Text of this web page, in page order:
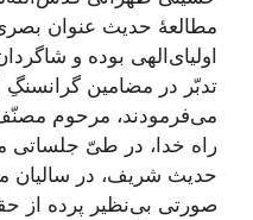
مطالعۀ حدیث عنوان
اولیای‌الهی بوده و
تدبّر در مضامین
می‌فرمودند، مرحوم
راه خدا، در طیّ جلساتی
حدیث شریف، در سالیان
صورتی بی‌نظیر پرده از